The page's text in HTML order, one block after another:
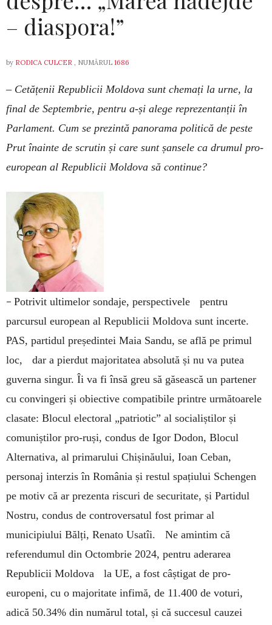
– diaspora!”
by RODICA CULCER , NUMĂRUL 1686
– Cetățenii Republicii Moldova sunt chemați la urne, la
final de Septembrie, pentru a-și alege reprezentanții în
Parlament. Cum se prezintă panorama politică de peste
Prut înainte de scrutin și care sunt șansele ca drumul pro-
european al Republicii Moldova să continue?
– Potrivit ultimelor sondaje, perspectivele pentru
parcursul european al Republicii Moldova sunt incerte.
PAS, partidul președintei Maia Sandu, se află pe primul
loc, dar a pierdut majoritatea absolută și nu va putea
guverna singur. Îi va fi însă greu să găsească un partener
cu convingeri și obiective compatibile printre următoarele
clasate: Blocul electoral „patriotic” al socialiștilor și
comuniștilor pro-ruși, condus de Igor Dodon, Blocul
Alternativa, al primarului Chișinăului, Ioan Ceban,
personaj interzis în România și restul spațiului Schengen
pe motiv că ar prezenta riscuri de securitate, și Partidul
Nostru, condus de controversatul fost primar al
municipiului Bălți, Renato Usatîi. Ne amintim că
referendumul din Octombrie 2024, pentru aderarea
Republicii Moldova la UE, a fost câștigat de pro-
europeni, cu o majoritate infimă, de 11.400 de voturi,
adică 50.34% din numărul total, și că succesul cauzei